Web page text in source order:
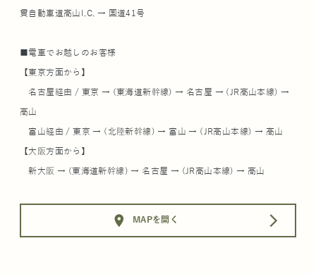
貫自動車道高山I.C. → 国道41号
■電車でお越しのお客様
【東京方面から】
名古屋経由 / 東京 → (東海道新幹線) → 名古屋 → (JR高山本線) →
高山
富山経由 / 東京 → (北陸新幹線) → 富山 → (JR高山本線) → 高山
【大阪方面から】
新大阪 → (東海道新幹線) → 名古屋 → (JR高山本線) → 高山
location_on MAPを開く arrow_forward_ios